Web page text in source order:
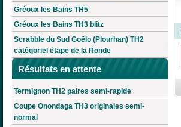
Gréoux les Bains TH5
Gréoux les Bains TH3 blitz
Scrabble du Sud Goëlo (Plourhan) TH2
catégoriel étape de la Ronde
Résultats en attente
Termignon TH2 paires semi-rapide
Coupe Onondaga TH3 originales semi-
normal